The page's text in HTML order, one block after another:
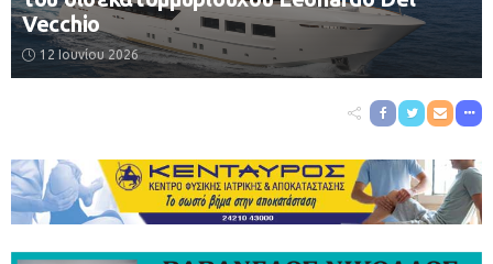
Vecchio
12 Ιουνίου 2026